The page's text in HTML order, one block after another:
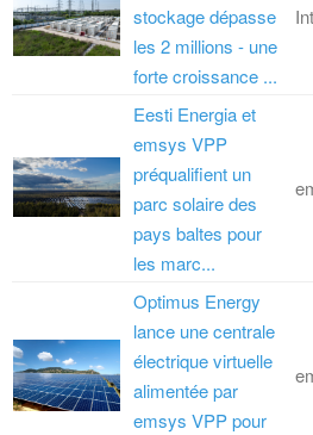
stockage dépasse
les 2 millions - une
forte croissance ...
Eesti Energia et
emsys VPP
préqualifient un
parc solaire des
pays baltes pour
les marc...
Optimus Energy
lance une centrale
électrique virtuelle
alimentée par
emsys VPP pour